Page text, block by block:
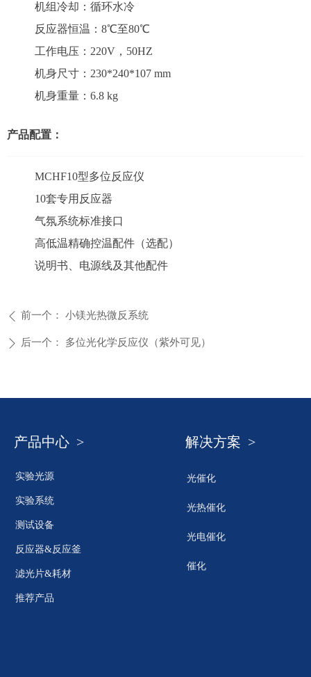
ꄴ 前一个： 小镁光热微反系统
ꄲ 后一个： 多位光化学反应仪（紫外可见）
机组冷却：循环水冷
反应器恒温：8℃至80℃
工作电压：220V，50HZ
机身尺寸：230*240*107 mm
机身重量：6.8 kg
产品配置：
MCHF10型多位反应仪
10套专用反应器
气氛系统标准接口
高低温精确控温配件（选配）
说明书、电源线及其他配件
产品中心 >
实验光源
实验系统
测试设备
反应器&反应釜
滤光片&耗材
推荐产品
解决方案 >
光催化
光热催化
光电催化
催化